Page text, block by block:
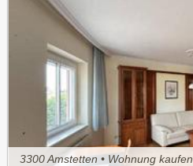
3300 Amstetten • Wohnung kaufen